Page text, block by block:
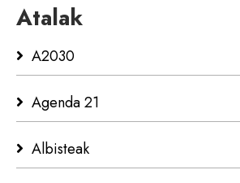
Atalak
A2030
Agenda 21
Albisteak